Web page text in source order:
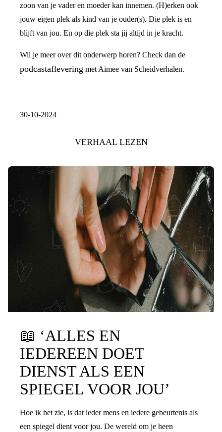
zoon van je vader en moeder kan innemen. (H)erken ook
jouw eigen plek als kind van je ouder(s). Die plek is en
blijft van jou. En op die plek sta jij altijd in je kracht.
Wil je meer over dit onderwerp horen? Check dan de
podcastaflevering met Aimee van Scheidverhalen.
30-10-2024
VERHAAL LEZEN
📖 ‘ALLES EN
IEDEREEN DOET
DIENST ALS EEN
SPIEGEL VOOR JOU’
Hoe ik het zie, is dat ieder mens en iedere gebeurtenis als
een spiegel dient voor jou. De wereld om je heen